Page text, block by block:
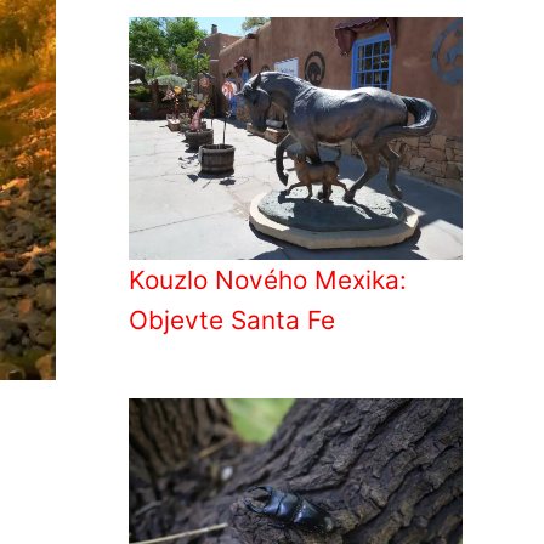
Kouzlo Nového Mexika:
Objevte Santa Fe